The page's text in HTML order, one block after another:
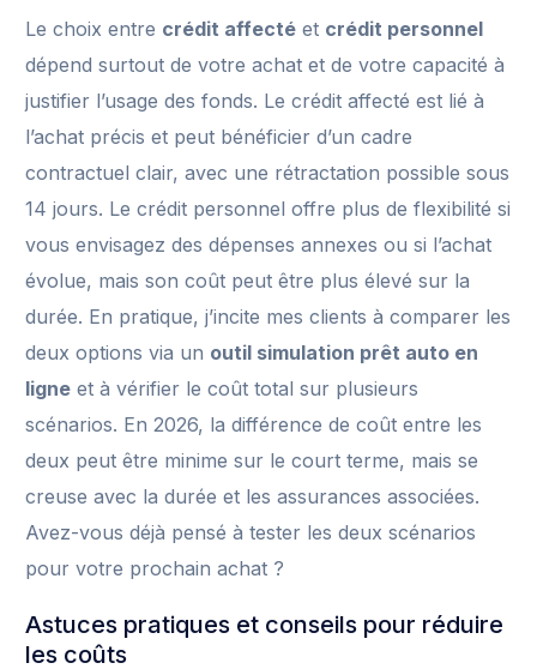
Le choix entre crédit affecté et crédit personnel
dépend surtout de votre achat et de votre capacité à
justifier l’usage des fonds. Le crédit affecté est lié à
l’achat précis et peut bénéficier d’un cadre
contractuel clair, avec une rétractation possible sous
14 jours. Le crédit personnel offre plus de flexibilité si
vous envisagez des dépenses annexes ou si l’achat
évolue, mais son coût peut être plus élevé sur la
durée. En pratique, j’incite mes clients à comparer les
deux options via un outil simulation prêt auto en
ligne et à vérifier le coût total sur plusieurs
scénarios. En 2026, la différence de coût entre les
deux peut être minime sur le court terme, mais se
creuse avec la durée et les assurances associées.
Avez-vous déjà pensé à tester les deux scénarios
pour votre prochain achat ?
Astuces pratiques et conseils pour réduire
les coûts